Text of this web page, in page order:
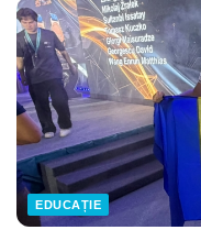
EDUCAȚIE